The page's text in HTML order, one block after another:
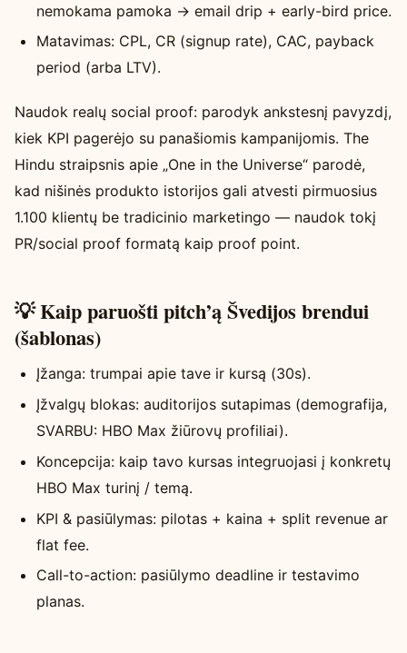
nemokama pamoka → email drip + early-bird price.
Matavimas: CPL, CR (signup rate), CAC, payback
period (arba LTV).
Naudok realų social proof: parodyk ankstesnį pavyzdį,
kiek KPI pagerėjo su panašiomis kampanijomis. The
Hindu straipsnis apie „One in the Universe“ parodė,
kad nišinės produkto istorijos gali atvesti pirmuosius
1.100 klientų be tradicinio marketingo — naudok tokį
PR/social proof formatą kaip proof point.
💡 Kaip paruošti pitch’ą Švedijos brendui
(šablonas)
Įžanga: trumpai apie tave ir kursą (30s).
Įžvalgų blokas: auditorijos sutapimas (demografija,
SVARBU: HBO Max žiūrovų profiliai).
Koncepcija: kaip tavo kursas integruojasi į konkretų
HBO Max turinį / temą.
KPI & pasiūlymas: pilotas + kaina + split revenue ar
flat fee.
Call-to-action: pasiūlymo deadline ir testavimo
planas.